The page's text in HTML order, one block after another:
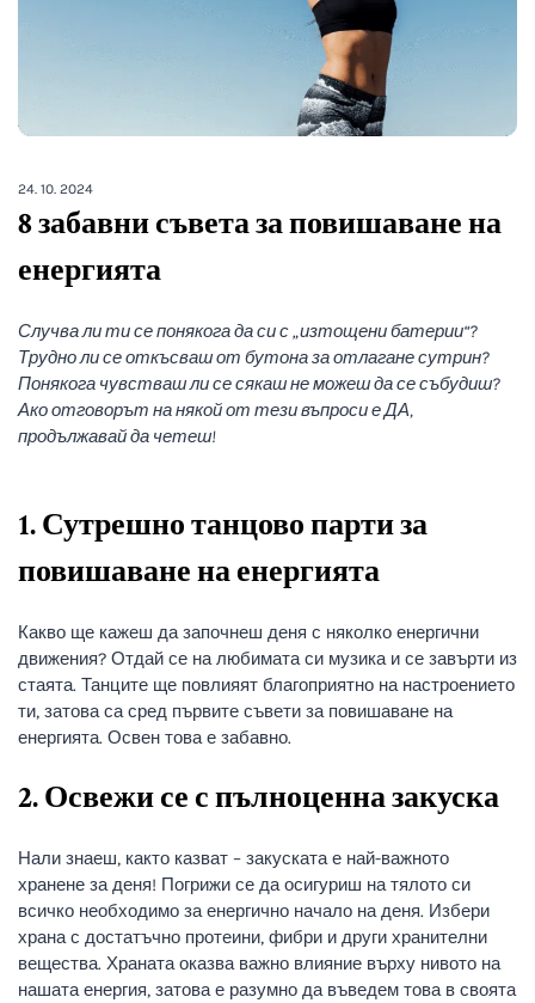
24. 10. 2024
8 забавни съвета за повишаване на
енергията
Случва ли ти се понякога да си с „изтощени батерии“?
Трудно ли се откъсваш от бутона за отлагане сутрин?
Понякога чувстваш ли се сякаш не можеш да се събудиш?
Ако отговорът на някой от тези въпроси е ДА,
продължавай да четеш!
1. Сутрешно танцово парти за
повишаване на енергията
Какво ще кажеш да започнеш деня с няколко енергични
движения? Отдай се на любимата си музика и се завърти из
стаята. Танците ще повлияят благоприятно на настроението
ти, затова са сред първите съвети за повишаване на
енергията. Освен това е забавно.
2. Освежи се с пълноценна закуска
Нали знаеш, както казват – закуската е най-важното
хранене за деня! Погрижи се да осигуриш на тялото си
всичко необходимо за енергично начало на деня. Избери
храна с достатъчно протеини, фибри и други хранителни
вещества. Храната оказва важно влияние върху нивото на
нашата енергия, затова е разумно да въведем това в своята